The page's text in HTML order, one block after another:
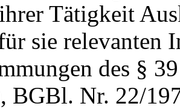
Tätigkeit
sie relevanten
des §
BGBl. Nr. 22/